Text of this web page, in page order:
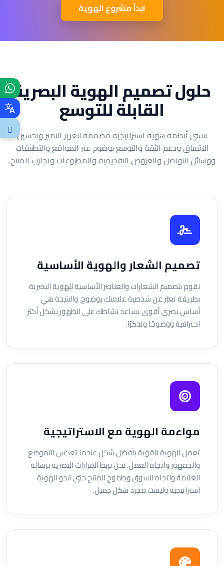
ابدأ مشروع الهوية
حلول تصميم الهوية البصرية
القابلة للتوسع
ننشئ أنظمة هوية استراتيجية مصممة لتعزيز التميز وتحسين
الاتساق ودعم الثقة والتوسع بوضوح عبر المواقع والتطبيقات
ووسائل التواصل والعروض التقديمية والمطبوعات وتجارب المنتج.
تصميم الشعار والهوية الأساسية
نقوم بتصميم الشعارات والعناصر الأساسية للهوية البصرية
بطريقة تعبّر عن شخصية علامتك بوضوح. والنتيجة هي
أساس بصري أقوى يساعد نشاطك على الظهور بشكل أكثر
احترافية ووضوحًا وتذكرًا.
مواءمة الهوية مع الاستراتيجية
تعمل الهوية القوية بأفضل شكل عندما تعكس التموضع
والجمهور واتجاه العمل. نحن نربط القرارات البصرية برسالة
العلامة واتجاه السوق وطموح المنتج حتى تبدو الهوية
استراتيجية وليست مجرد شكل جميل.